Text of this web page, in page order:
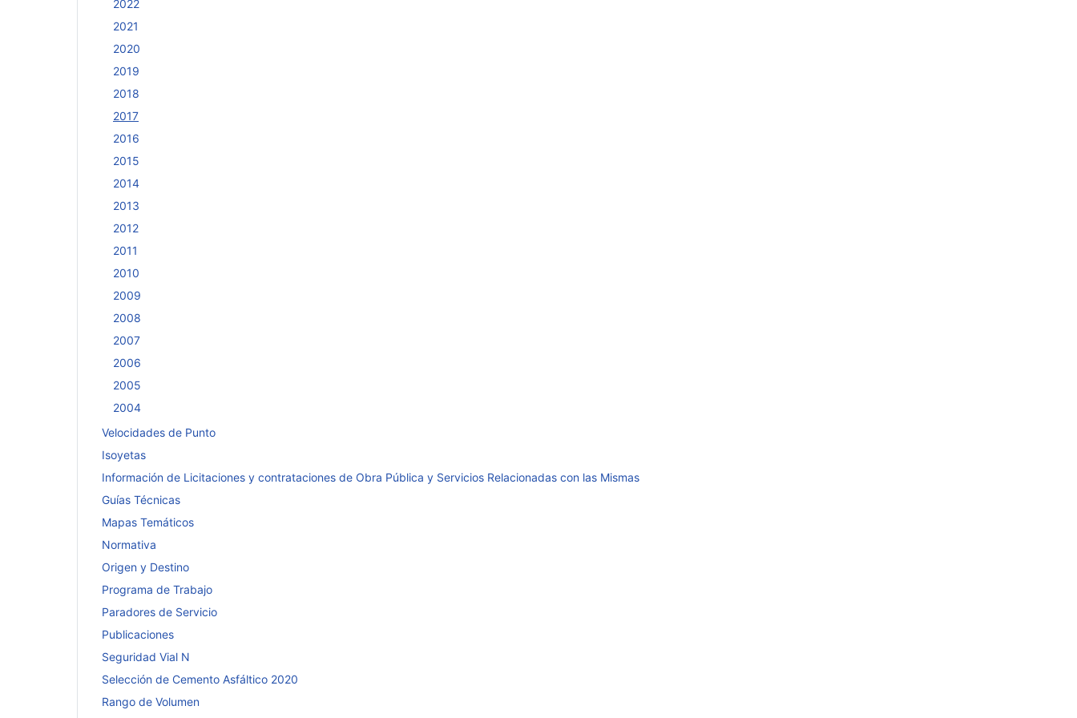
2022
2021
2020
2019
2018
2017
2016
2015
2014
2013
2012
2011
2010
2009
2008
2007
2006
2005
2004
Velocidades de Punto
Isoyetas
Información de Licitaciones y contrataciones de Obra Pública y Servicios Relacionadas con las Mismas
Guías Técnicas
Mapas Temáticos
Normativa
Origen y Destino
Programa de Trabajo
Paradores de Servicio
Publicaciones
Seguridad Vial N
Selección de Cemento Asfáltico 2020
Rango de Volumen